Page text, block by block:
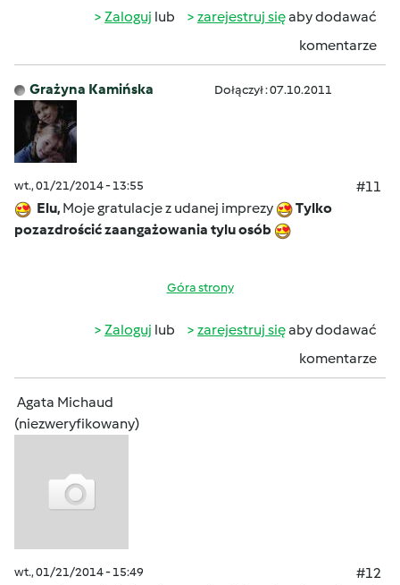
Zaloguj lub zarejestruj sięaby dodawać
komentarze
Grażyna Kamińska Dołączył : 07.10.2011
wt., 01/21/2014 - 13:55
#11
Elu, Moje gratulacje z udanej imprezy
Tylko
pozazdrościć zaangażowania tylu osób
Góra strony
Zaloguj lub zarejestruj sięaby dodawać
komentarze
Agata Michaud
(niezweryfikowany)
wt., 01/21/2014 - 15:49
#12